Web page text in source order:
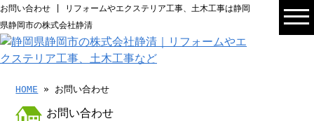
お問い合わせ | リフォームやエクステリア工事、土木工事は静岡
県静岡市の株式会社静清
HOME » お問い合わせ
お問い合わせ